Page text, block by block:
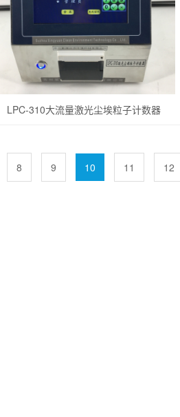
LPC-310大流量激光尘埃粒子计数器
8 9 10 11 12